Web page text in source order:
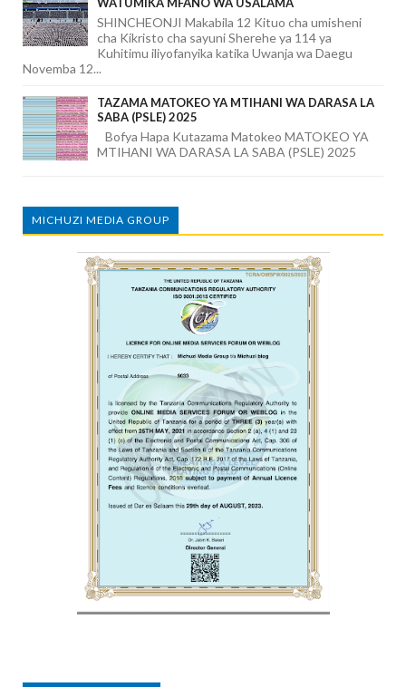
SHINCHEONJI Makabila 12 Kituo cha umisheni
cha Kikristo cha sayuni Sherehe ya 114 ya
Kuhitimu iliyofanyika katika Uwanja wa Daegu
Novemba 12...
TAZAMA MATOKEO YA MTIHANI WA DARASA LA
SABA (PSLE) 2025
Bofya Hapa Kutazama Matokeo MATOKEO YA
MTIHANI WA DARASA LA SABA (PSLE) 2025
MICHUZI MEDIA GROUP